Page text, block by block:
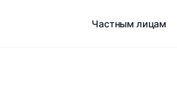
Частным лицам